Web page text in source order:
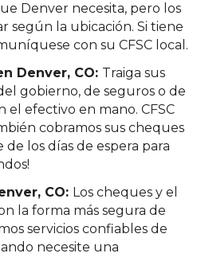
Denver necesita, pero los
según la ubicación. Si tiene
con su CFSC local.
Denver, CO: Traiga sus
gobierno, de seguros o de
el efectivo en mano. CFSC
cobramos sus cheques
de los días de espera para
CO: Los cheques y el
la forma más segura de
servicios confiables de
necesite una